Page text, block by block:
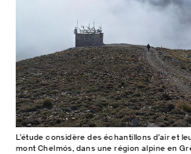
L’étude considère des échantillons d’air et
mont Chelmós, dans une région alpine en